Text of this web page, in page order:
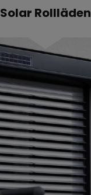
Solar Rollläden